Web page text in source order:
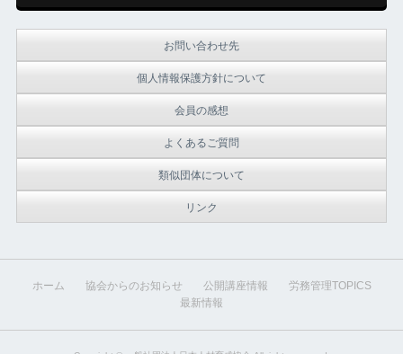
お問い合わせ先
個人情報保護方針について
会員の感想
よくあるご質問
類似団体について
リンク
ホーム 協会からのお知らせ 公開講座情報
労務管理TOPICS
最新情報